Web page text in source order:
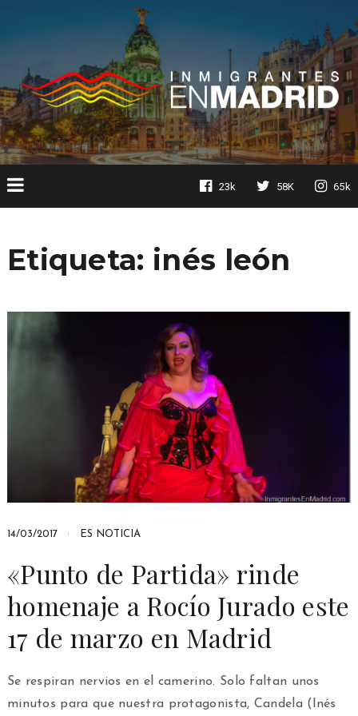
23k 58K 65k
Etiqueta: inés león
14/03/2017 ES NOTICIA
«Punto de Partida» rinde
homenaje a Rocío Jurado este
17 de marzo en Madrid
Se respiran nervios en el camerino. Solo faltan unos
minutos para que nuestra protagonista, Candela (Inés